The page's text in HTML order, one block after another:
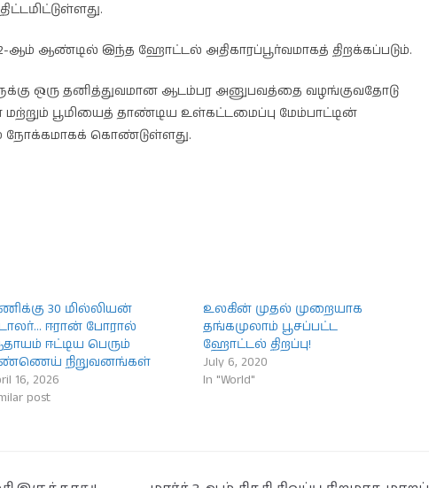
ஆம் ஆண்டில் இந்த ஹோட்டல் அதிகாரப்பூர்வமாகத் திறக்கப்படும்.
ஒரு தனித்துவமான ஆடம்பர அனுபவத்தை வழங்குவதோடு
பூமியைத் தாண்டிய உள்கட்டமைப்பு மேம்பாட்டின்
நோக்கமாகக் கொண்டுள்ளது.
30 மில்லியன்
ஈரான் போரால்
ஈட்டிய பெரும்
நிறுவனங்கள்
16, 2026
post
உலகின் முதல் முறையாக
தங்கமுலாம் பூசப்பட்ட
ஹோட்டல் திறப்பு!
July 6, 2020
In "World"